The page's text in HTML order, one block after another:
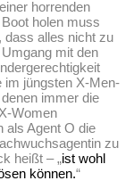
horrenden
holen muss
dass alles nicht zu
mit den
im jüngsten X-Men-
immer die
Women
als Agent O die
zu
heißt – „ist wohl
können.“